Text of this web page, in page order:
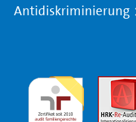
Antidiskriminierung